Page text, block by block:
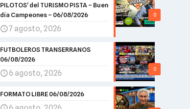
0
PILOTOS’ del TURISMO PISTA – Buen
día Campeones – 06/08/2026
7 agosto, 2026
0
FUTBOLEROS TRANSERRANOS
06/08/2026
6 agosto, 2026
FORMATO LIBRE 06/08/2026